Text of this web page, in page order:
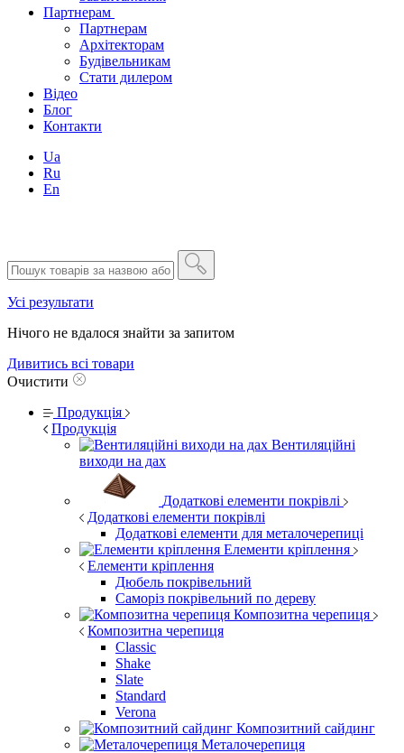
Партнерам
Партнерам
Архітекторам
Будівельникам
Стати дилером
Відео
Блог
Контакти
Ua
Ru
En
Усі результати
Нічого не вдалося знайти за запитом
Дивитись всі товари
Очистити
Продукція
Продукція
Вентиляційні
виходи на дах
Додаткові елементи покрівлі
Додаткові елементи покрівлі
Додаткові елементи для металочерепиці
Елементи кріплення
Елементи кріплення
Дюбель покрівельний
Саморіз покрівельний по дереву
Композитна черепиця
Композитна черепиця
Classic
Shake
Slate
Standard
Verona
Композитний сайдинг
Металочерепиця